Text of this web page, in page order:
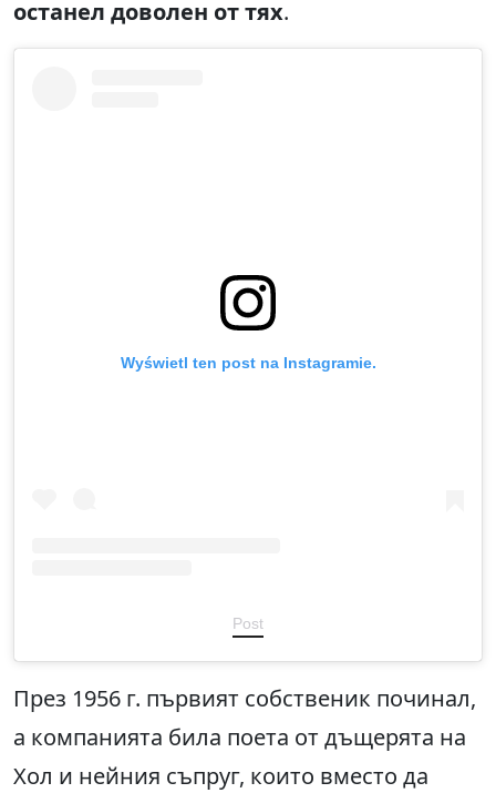
останел доволен от тях.
Wyświetl ten post na Instagramie.
Post
През 1956 г. първият собственик починал,
а компанията била поета от дъщерята на
Хол и нейния съпруг, които вместо да